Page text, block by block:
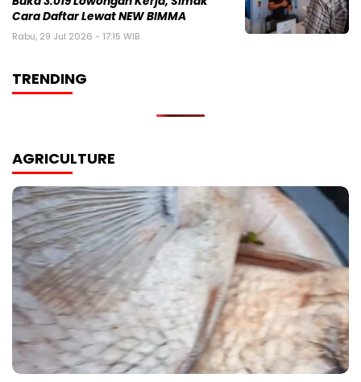
Cara Daftar Lewat NEW BIMMA
Rabu, 29 Jul 2026 - 17:15 WIB
TRENDING
AGRICULTURE